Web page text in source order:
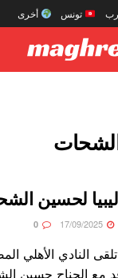
تونس أخرى
لحسين
النادي الأهلي
مع الجناح حسين